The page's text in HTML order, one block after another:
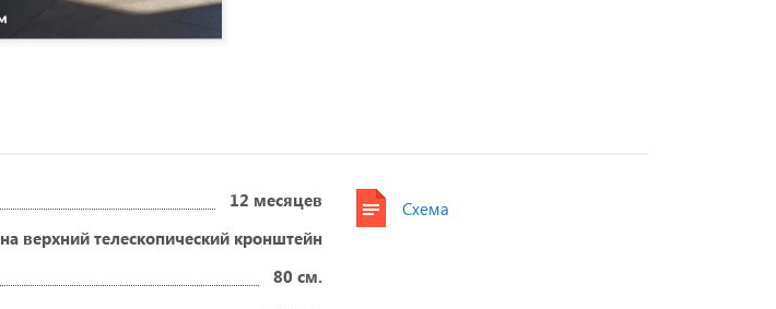
12 месяцев
на верхний телескопический кронштейн
80 см.
Схема